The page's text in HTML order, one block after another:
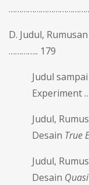
D. Judul,
………….. 179
Judul
Judul,
Desain True
Judul,
Desain